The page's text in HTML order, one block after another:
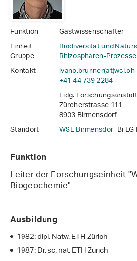
Funktion
Gastwissenschafter
Einheit
Biodiversität und
Gruppe
Rhizosphären-Prozesse
Kontakt
ivano.brunner(at)wsl.ch
+41 44 739 2284
Eidg.
Zürcherstrasse 111
8903 Birmensdorf
Standort
WSL BirmensdorfBi
Funktion
Leiter der Forschungseinheit
Biogeochemie"
Ausbildung
1982: dipl. Natw. ETH Zürich
1987: Dr. sc. nat. ETH Zürich